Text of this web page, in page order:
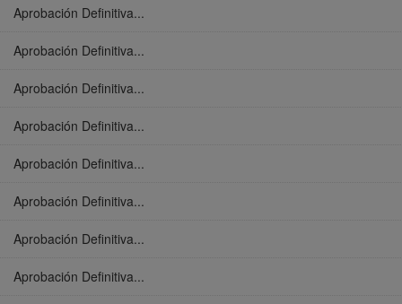
Aprobación Definitiva...
Aprobación Definitiva...
Aprobación Definitiva...
Aprobación Definitiva...
Aprobación Definitiva...
Aprobación Definitiva...
Aprobación Definitiva...
Aprobación Definitiva...